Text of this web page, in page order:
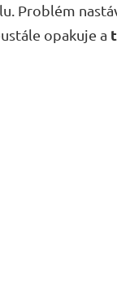
Problém
opakuje a